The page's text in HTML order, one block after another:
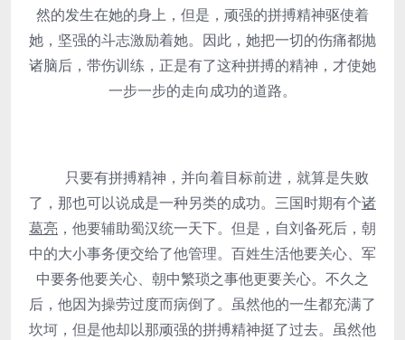
然的发生在她的身上，但是，顽强的拼搏精神驱使着
她，坚强的斗志激励着她。因此，她把一切的伤痛都抛
诸脑后，带伤训练，正是有了这种拼搏的精神，才使她
一步一步的走向成功的道路。
只要有拼搏精神，并向着目标前进，就算是失败
了，那也可以说成是一种另类的成功。三国时期有个诸
葛亮 ，他要辅助蜀汉统一天下。但是，自刘备死后，朝
中的大小事务便交给了他管理。百姓生活他要关心、军
中要务他要关心、朝中繁琐之事他更要关心。不久之
后，他因为操劳过度而病倒了。虽然他的一生都充满了
坎坷，但是他却以那顽强的拼搏精神挺了过去。虽然他